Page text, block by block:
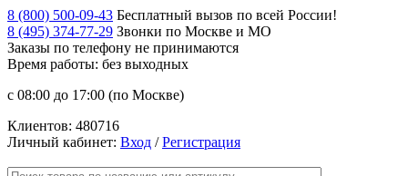
8 (800) 500-09-43 Бесплатный вызов по всей России!
8 (495) 374-77-29 Звонки по Москве и МО
Заказы по телефону не принимаются
Время работы: без выходных
с 08:00 до 17:00 (по Москве)
Клиентов: 480716
Личный кабинет: Вход /Регистрация